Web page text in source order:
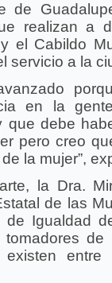
de
realizan a
el Cabildo
servicio a la
en la
que debe
pero creo
la mujer”,
la Dra.
de las
de Igualdad
tomadores de
entre